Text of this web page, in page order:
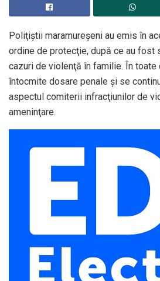
Poliţiştii maramureşeni au emis în
ordine de protecţie, după ce au fost
cazuri de violenţă în familie. În
întocmite dosare penale şi se
aspectul comiterii infracţiunilor de
ameninţare.